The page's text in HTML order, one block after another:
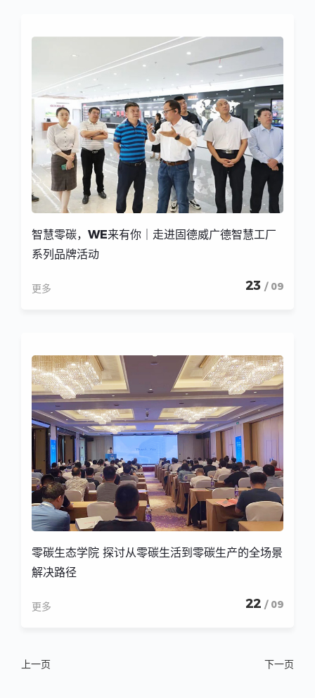
智慧零碳，WE来有你｜走进固德威广德智慧工厂
系列品牌活动
更多 23 / 09
零碳生态学院 探讨从零碳生活到零碳生产的全场景
解决路径
更多 22 / 09
上一页 下一页